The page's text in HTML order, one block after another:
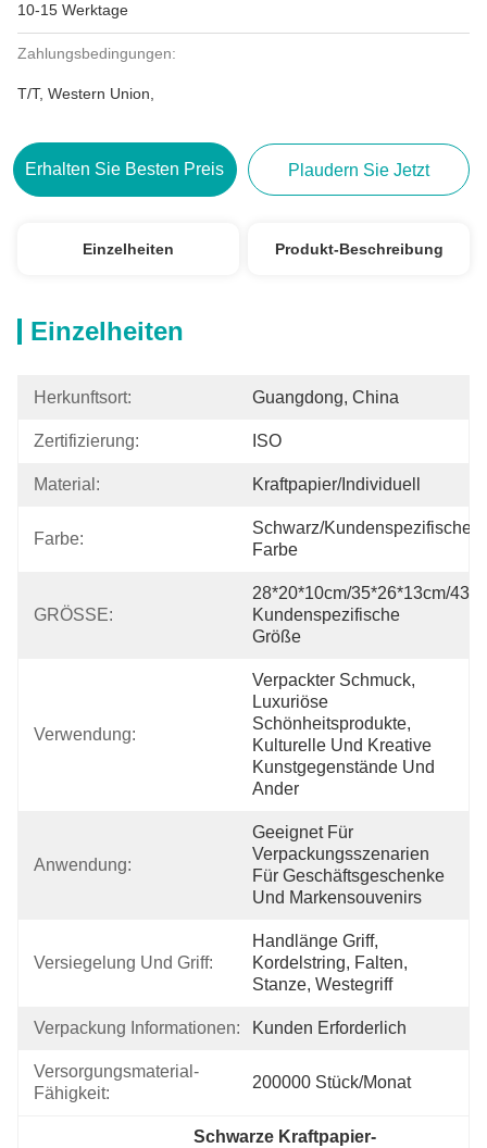
10-15 Werktage
Zahlungsbedingungen:
T/T, Western Union,
Erhalten Sie Besten Preis Plaudern Sie Jetzt
Einzelheiten Produkt-Beschreibung
Einzelheiten
Herkunftsort: Guangdong, China
Zertifizierung: ISO
Material: Kraftpapier/Individuell
Farbe:
Schwarz/kundenspezifische
Farbe
GRÖSSE:
28*20*10cm/35*26*13cm/
Kundenspezifische
Größe
Verwendung:
Verpackter Schmuck,
Luxuriöse
Schönheitsprodukte,
Kulturelle Und Kreative
Kunstgegenstände Und
Ander
Anwendung:
Geeignet Für
Verpackungsszenarien
Für Geschäftsgeschenke
Und Markensouvenirs
Versiegelung Und Griff:
Handlänge Griff,
Kordelstring, Falten,
Stanze, Westegriff
Verpackung Informationen: Kunden Erforderlich
Versorgungsmaterial-
Fähigkeit:
200000 Stück/Monat
Schwarze Kraftpapier-